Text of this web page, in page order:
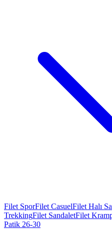
Filet SporFilet CasuelFilet Halı
TrekkingFilet SandaletFilet
Patik 26-30